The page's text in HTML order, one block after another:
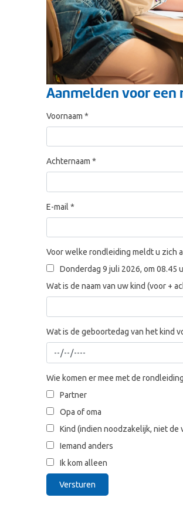
Aanmelden voor
Voornaam *
Achternaam *
E-mail *
Voor welke rondleiding meldt u zich
Donderdag 9 juli 2026, om 08.45
Wat is de naam van uw kind (voor +
Wat is de geboortedag van het kind
Wie komen er mee met de
Partner
Opa of oma
Kind (indien noodzakelijk, niet de
Iemand anders
Ik kom alleen
Versturen